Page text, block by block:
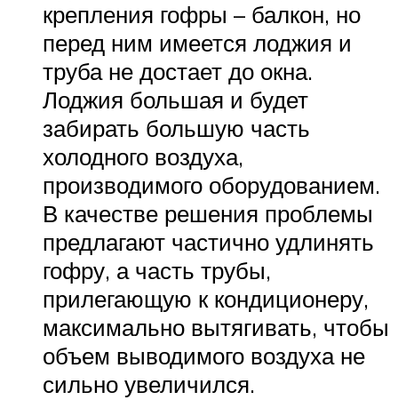
крепления гофры – балкон, но
перед ним имеется лоджия и
труба не достает до окна.
Лоджия большая и будет
забирать большую часть
холодного воздуха,
производимого оборудованием.
В качестве решения проблемы
предлагают частично удлинять
гофру, а часть трубы,
прилегающую к кондиционеру,
максимально вытягивать, чтобы
объем выводимого воздуха не
сильно увеличился.